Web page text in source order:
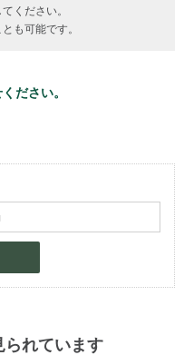
ください。
も可能です。
ださい。
られています